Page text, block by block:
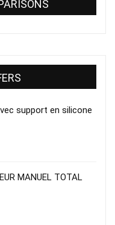
support en silicone
MANUEL TOTAL